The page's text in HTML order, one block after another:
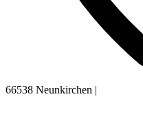
66538 Neunkirchen |